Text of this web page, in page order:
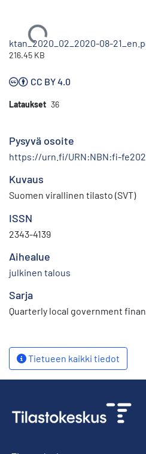
Ladataan...
ktan_2020_02_2020-08-
216.45 KB
CC BY 4.0
Lataukset 36
Pysyvä osoite
https://urn.fi/URN:NBN:fi-
Kuvaus
Suomen virallinen tilasto (SVT)
ISSN
2343-4139
Aihealue
julkinen talous
Sarja
Quarterly local government
Tietueen kaikki tiedot